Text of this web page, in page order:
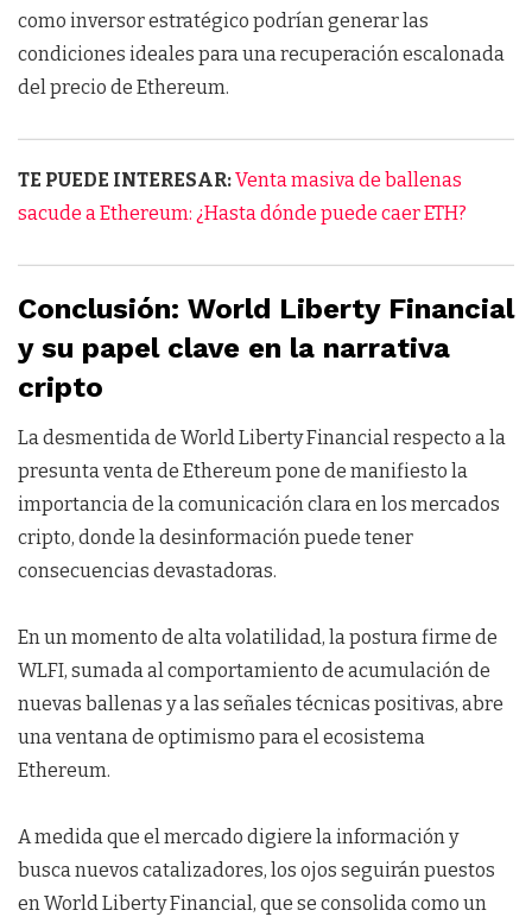
como inversor estratégico podrían generar las
condiciones ideales para una recuperación escalonada
del precio de Ethereum.
TE PUEDE INTERESAR:Venta masiva de ballenas
sacude a Ethereum: ¿Hasta dónde puede caer ETH?
Conclusión: World Liberty Financial
y su papel clave en la narrativa
cripto
La desmentida de World Liberty Financial respecto a la
presunta venta de Ethereum pone de manifiesto la
importancia de la comunicación clara en los mercados
cripto, donde la desinformación puede tener
consecuencias devastadoras.
En un momento de alta volatilidad, la postura firme de
WLFI, sumada al comportamiento de acumulación de
nuevas ballenas y a las señales técnicas positivas, abre
una ventana de optimismo para el ecosistema
Ethereum.
A medida que el mercado digiere la información y
busca nuevos catalizadores, los ojos seguirán puestos
en World Liberty Financial, que se consolida como un